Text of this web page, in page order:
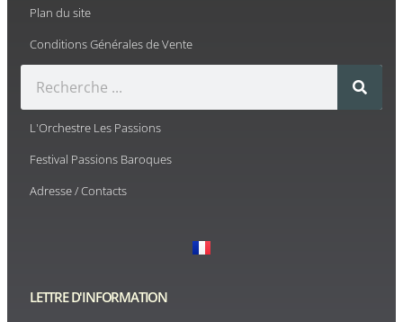
Plan du site
Conditions Générales de Vente
L'Orchestre Les Passions
Festival Passions Baroques
Adresse / Contacts
LETTRE D'INFORMATION